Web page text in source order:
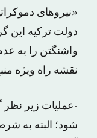
«نیروهای
دولت ترکیه این
واشنگتن را به
نقشه راه ویژه
-عملیات زیر نظر
شود؛ البته به